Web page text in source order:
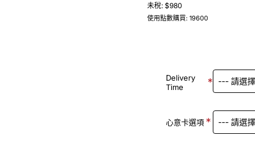
未稅: $980
使用點數購買: 19600
Delivery
Time
心意卡選項